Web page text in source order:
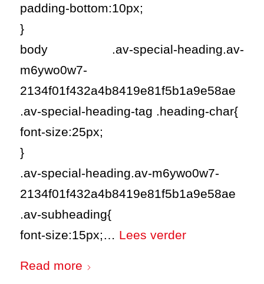
padding-bottom:10px;
}
body .av-special-heading.av-
m6ywo0w7-
2134f01f432a4b8419e81f5b1a9e58ae
.av-special-heading-tag .heading-char{
font-size:25px;
}
.av-special-heading.av-m6ywo0w7-
2134f01f432a4b8419e81f5b1a9e58ae
.av-subheading{
font-size:15px;… Lees verder
Read more